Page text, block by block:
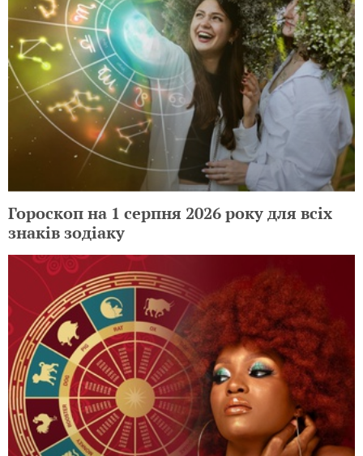
Гороскоп на 1 серпня 2026 року для всіх
знаків зодіаку